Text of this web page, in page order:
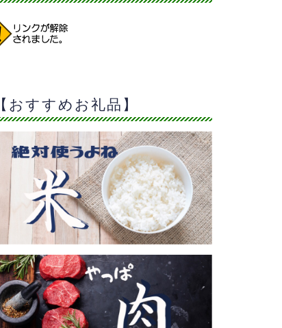
【おすすめお礼品】